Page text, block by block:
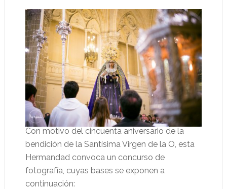
Con motivo del cincuenta aniversario de la
bendición de la Santísima Virgen de la O, esta
Hermandad convoca un concurso de
fotografía, cuyas bases se exponen a
continuación: